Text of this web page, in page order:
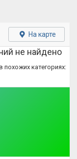
На карте
не найдено
категориях: